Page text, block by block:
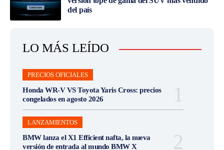
del país
LO MÁS LEÍDO
PRECIOS OFICIALES
Honda WR-V VS Toyota Yaris Cross: precios
congelados en agosto 2026
LANZAMIENTOS
BMW lanza el X1 Efficient nafta, la nueva
versión de entrada al mundo BMW X